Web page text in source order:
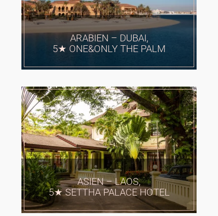
ARABIEN – DUBAI,
5★ ONE&ONLY THE PALM
ASIEN – LAOS,
5★ SETTHA PALACE HOTEL